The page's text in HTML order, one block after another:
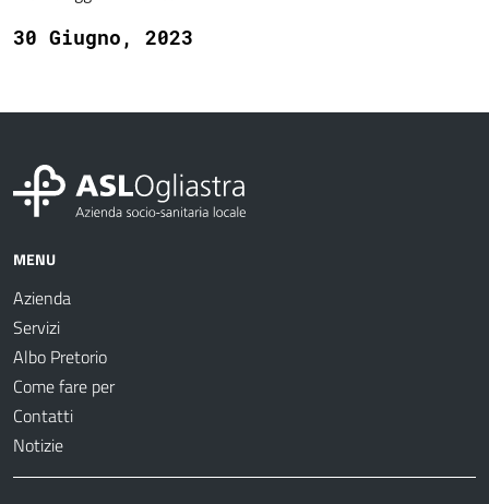
30 Giugno, 2023
MENU
Azienda
Servizi
Albo Pretorio
Come fare per
Contatti
Notizie